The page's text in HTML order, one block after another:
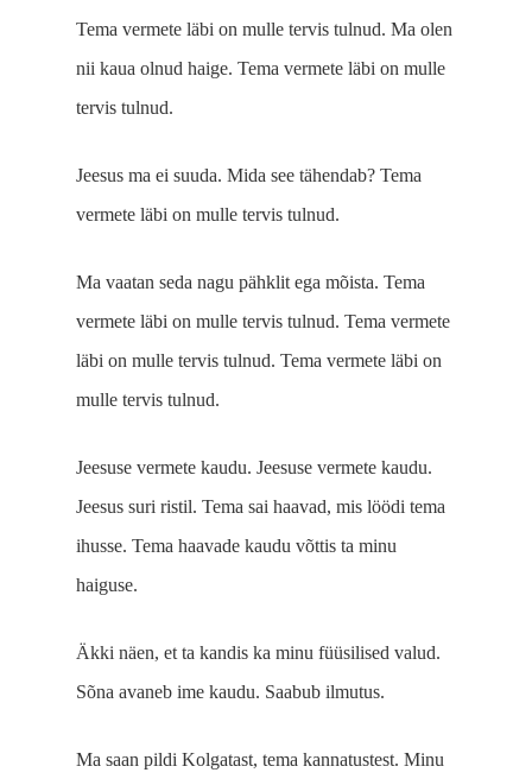
Tema vermete läbi on mulle tervis tulnud. Ma olen
nii kaua olnud haige. Tema vermete läbi on mulle
tervis tulnud.
Jeesus ma ei suuda. Mida see tähendab? Tema
vermete läbi on mulle tervis tulnud.
Ma vaatan seda nagu pähklit ega mõista. Tema
vermete läbi on mulle tervis tulnud. Tema vermete
läbi on mulle tervis tulnud. Tema vermete läbi on
mulle tervis tulnud.
Jeesuse vermete kaudu. Jeesuse vermete kaudu.
Jeesus suri ristil. Tema sai haavad, mis löödi tema
ihusse. Tema haavade kaudu võttis ta minu
haiguse.
Äkki näen, et ta kandis ka minu füüsilised valud.
Sõna avaneb ime kaudu. Saabub ilmutus.
Ma saan pildi Kolgatast, tema kannatustest. Minu